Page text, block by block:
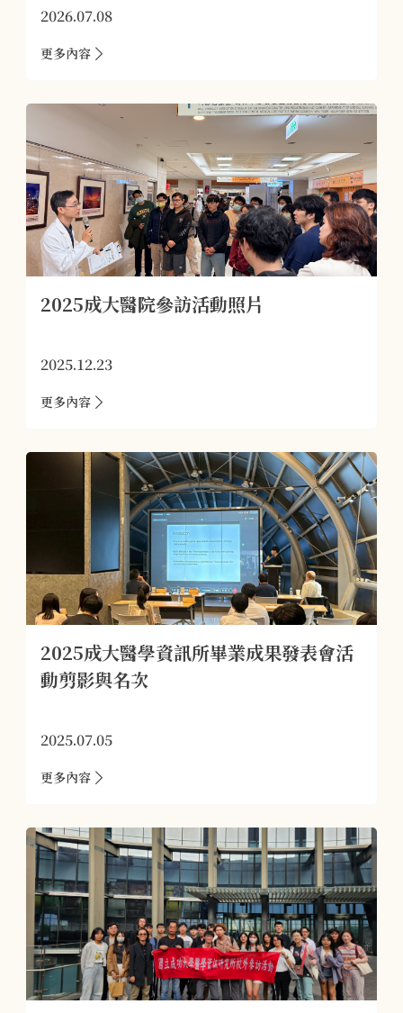
2026.07.08
更多內容
2025成大醫院參訪活動照片
2025.12.23
更多內容
2025成大醫學資訊所畢業成果發表會活
動剪影與名次
2025.07.05
更多內容